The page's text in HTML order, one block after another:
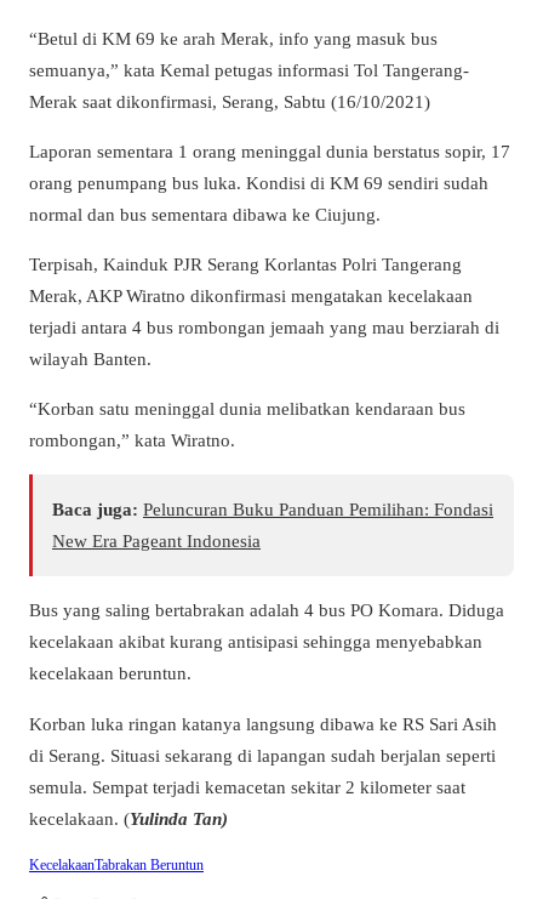
“Betul di KM 69 ke arah Merak, info yang masuk bus
semuanya,” kata Kemal petugas informasi Tol Tangerang-
Merak saat dikonfirmasi, Serang, Sabtu (16/10/2021)
Laporan sementara 1 orang meninggal dunia berstatus sopir, 17
orang penumpang bus luka. Kondisi di KM 69 sendiri sudah
normal dan bus sementara dibawa ke Ciujung.
Terpisah, Kainduk PJR Serang Korlantas Polri Tangerang
Merak, AKP Wiratno dikonfirmasi mengatakan kecelakaan
terjadi antara 4 bus rombongan jemaah yang mau berziarah di
wilayah Banten.
“Korban satu meninggal dunia melibatkan kendaraan bus
rombongan,” kata Wiratno.
Baca juga: Peluncuran Buku Panduan Pemilihan: Fondasi
New Era Pageant Indonesia
Bus yang saling bertabrakan adalah 4 bus PO Komara. Diduga
kecelakaan akibat kurang antisipasi sehingga menyebabkan
kecelakaan beruntun.
Korban luka ringan katanya langsung dibawa ke RS Sari Asih
di Serang. Situasi sekarang di lapangan sudah berjalan seperti
semula. Sempat terjadi kemacetan sekitar 2 kilometer saat
kecelakaan. (Yulinda Tan)
KecelakaanTabrakan Beruntun